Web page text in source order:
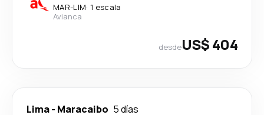
MAR-LIM· 1 escala
Avianca
desdeUS$ 404
Lima- Maracaibo 5 días